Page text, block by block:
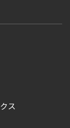
ス